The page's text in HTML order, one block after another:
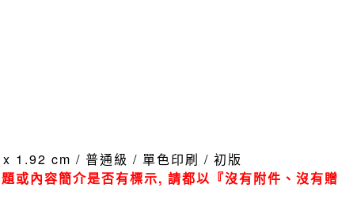
1.92 cm / 普通級 / 單色印刷 / 初版
或內容簡介是否有標示, 請都以『沒有附件、沒有贈